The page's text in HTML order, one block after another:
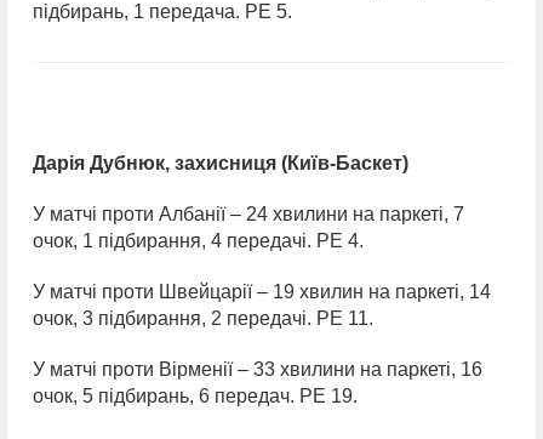
підбирань, 1 передача. РЕ 5.
Дарія Дубнюк, захисниця (Київ-Баскет)
У матчі проти Албанії – 24 хвилини на паркеті, 7
очок, 1 підбирання, 4 передачі. РЕ 4.
У матчі проти Швейцарії – 19 хвилин на паркеті, 14
очок, 3 підбирання, 2 передачі. РЕ 11.
У матчі проти Вірменії – 33 хвилини на паркеті, 16
очок, 5 підбирань, 6 передач. РЕ 19.